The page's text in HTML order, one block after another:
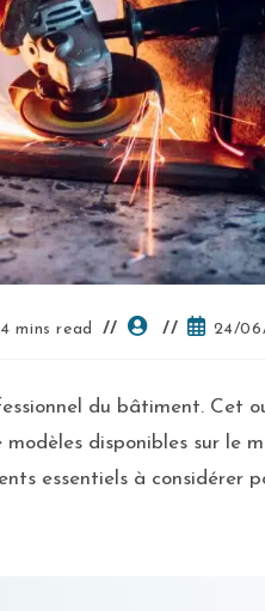
4 mins read 24/
du bâtiment. Cet
disponibles sur le
essentiels à considérer